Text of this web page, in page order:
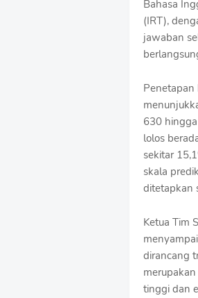
Bahasa
(IRT),
jawaban
Penetapan
630
lolos
sekitar
skala
ditetapkan
Ketua Tim
dirancang
tinggi dan
f
f
T
p
l
a
t
e
s